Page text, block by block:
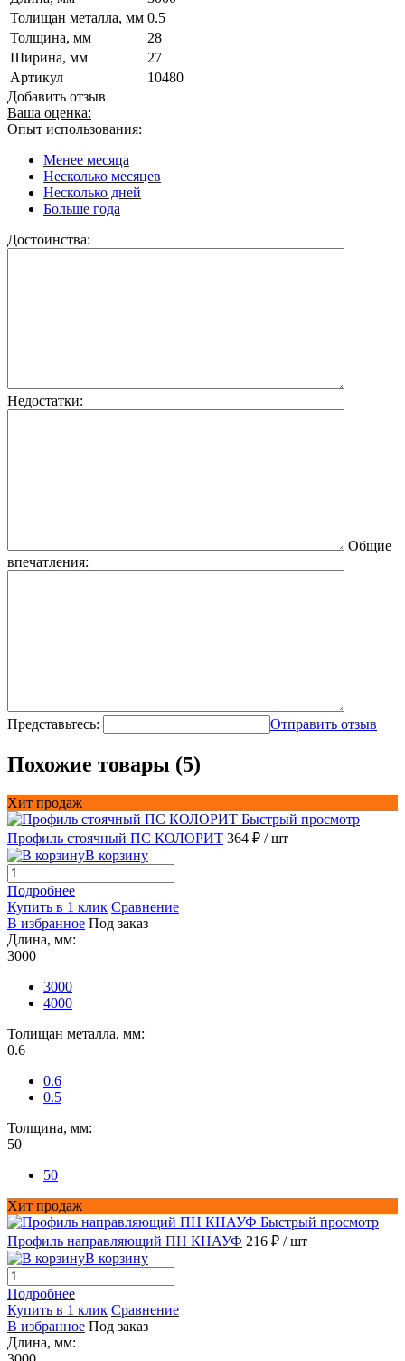
Толищан металла, мм 0.5
Толщина, мм
28
Ширина, мм
27
Артикул
10480
Добавить отзыв
Ваша оценка:
Опыт использования:
Менее месяца
Несколько месяцев
Несколько дней
Больше года
Достоинства:
Недостатки:
Общие
впечатления:
Представьтесь: Отправить отзыв
Похожие товары (5)
Хит продаж
Быстрый просмотр
Профиль стоячный ПС КОЛОРИТ 364 ₽ / шт
В корзину
Подробнее
Купить в 1 клик Сравнение
В избранное Под заказ
Длина, мм:
3000
3000
4000
Толищан металла, мм:
0.6
0.6
0.5
Толщина, мм:
50
50
Хит продаж
Быстрый просмотр
Профиль направляющий ПН КНАУФ 216 ₽ / шт
В корзину
Подробнее
Купить в 1 клик Сравнение
В избранное Под заказ
Длина, мм: